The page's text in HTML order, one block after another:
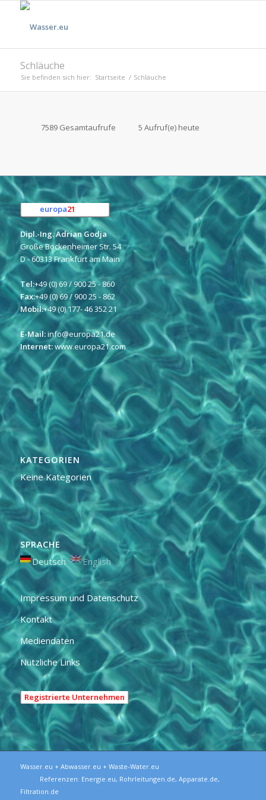
Schläuche
Sie befinden sich hier: Startseite / Schläuche
7589 Gesamtaufrufe 5 Aufruf(e) heute
europa21
Dipl.-Ing. Adrian Godja
Große Bockenheimer Str. 54
D - 60313 Frankfurt am Main
Tel:+49 (0) 69 / 900 25 - 860
Fax:+49 (0) 69 / 900 25 - 862
Mobil:+49 (0) 177- 46 352 21
E-Mail:info@europa21.de
Internet:www.europa21.com
KATEGORIEN
Keine Kategorien
SPRACHE
Deutsch English
Impressum und Datenschutz
Kontakt
Mediendaten
Nützliche Links
Registrierte Unternehmen
Wasser.eu + Abwasser.eu + Waste-Water.eu
Referenzen: Energie.eu, Rohrleitungen.de, Apparate.de,
Filtration.de